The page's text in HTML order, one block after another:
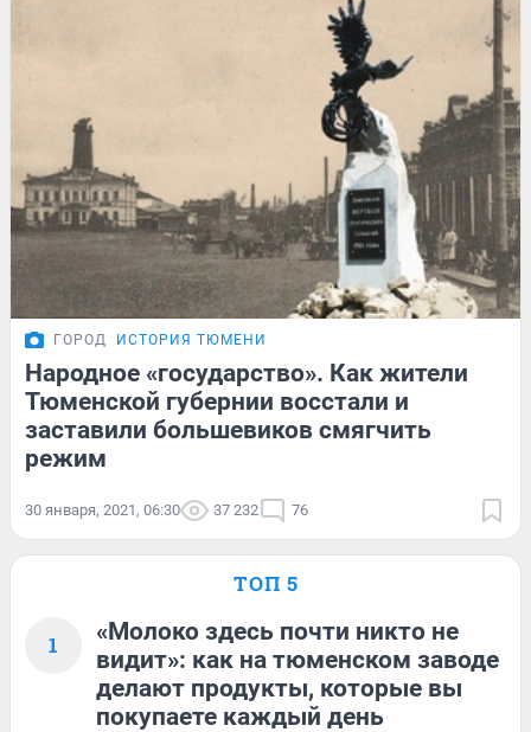
ГОРОД ИСТОРИЯ ТЮМЕНИ
Народное «государство». Как жители
Тюменской губернии восстали и
заставили большевиков смягчить
режим
30 января, 2021, 06:30 37 232 76
ТОП 5
1
«Молоко здесь почти никто не
видит»: как на тюменском заводе
делают продукты, которые вы
покупаете каждый день